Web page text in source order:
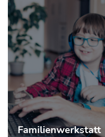
Familienwerkstatt